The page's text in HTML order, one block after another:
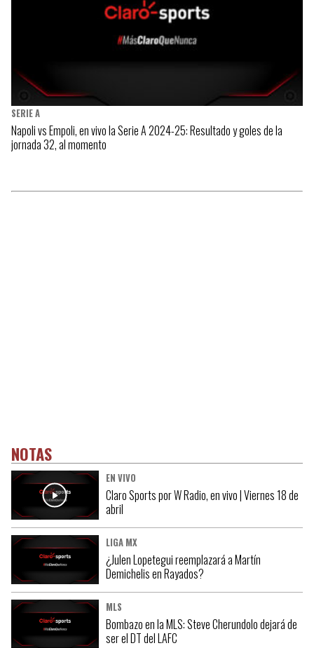
SERIE A
Napoli vs Empoli, en vivo la Serie A 2024-25: Resultado y goles de la
jornada 32, al momento
NOTAS
EN VIVO
Claro Sports por W Radio, en vivo | Viernes 18 de
abril
LIGA MX
¿Julen Lopetegui reemplazará a Martín
Demichelis en Rayados?
MLS
Bombazo en la MLS: Steve Cherundolo dejará de
ser el DT del LAFC